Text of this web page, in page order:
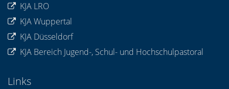
KJA LRO
KJA Wuppertal
KJA Düsseldorf
KJA Bereich Jugend-, Schul- und Hochschulpastoral
Links